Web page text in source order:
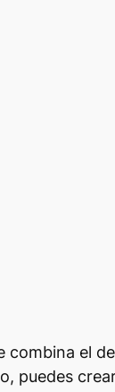
combina el
puedes